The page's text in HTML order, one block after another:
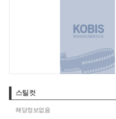
스틸컷
해당정보없음